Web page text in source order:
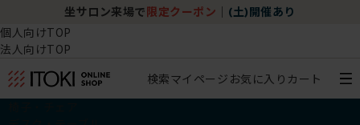
坐サロン来場で 限定クーポン (土)開催あり
個人向けTOP
法人向けTOP
検索マイページ お気に入り カート